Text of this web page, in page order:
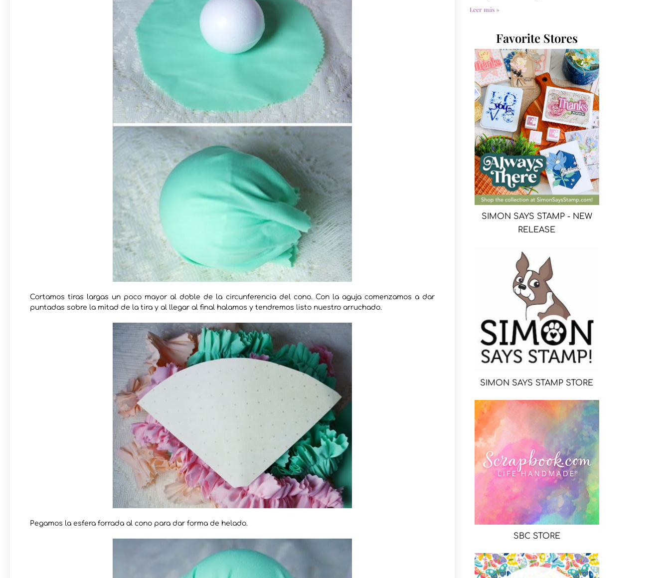
Cortamos tiras largas un poco mayor al doble de la circunferencia del cono. Con la aguja comenzamos a dar
puntadas sobre la mitad de la tira y al llegar al final halamos y tendremos listo nuestro arruchado.
Pegamos la esfera forrada al cono para dar forma de helado.
Leer más »
Favorite Stores
SIMON SAYS STAMP - NEW
RELEASE
SIMON SAYS STAMP STORE
SBC STORE